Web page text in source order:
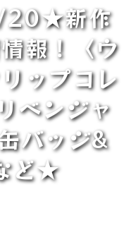
20★新作
報！〈ウ
ップコレ
ベンジャ
バッジ&
ど★